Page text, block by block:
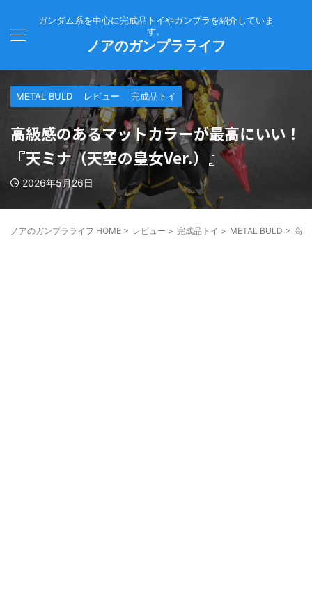
ガンダム系を中心に完成品トイやガンプラを紹介していま
す。
ノアのガンプラライフ
METAL BULD レビュー 完成品トイ
高級感のあるマットカラーが最高にいい！
『天ミナ（天空の皇女Ver.）』
2026年5月26日
ノアのガンプラライフ HOME > レビュー > 完成品トイ > METAL BULD > 高